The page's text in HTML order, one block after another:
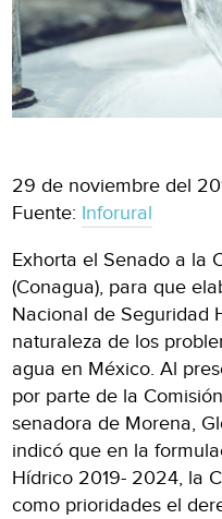
29 de noviembre del
Fuente: Inforural
Exhorta el Senado a la
(Conagua), para que
Nacional de Seguridad
naturaleza de los
agua en México. Al
por parte de la
senadora de Morena,
indicó que en la
Hídrico 2019- 2024, la
como prioridades el